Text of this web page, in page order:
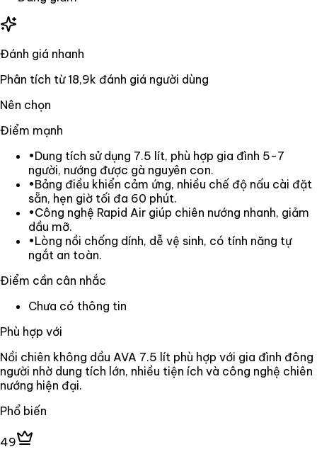
Đánh giá nhanh
Phân tích từ18,9k đánh giá người dùng
Nên chọn
Điểm mạnh
•Dung tích sử dụng 7.5 lít, phù hợp gia đình 5-7
người, nướng được gà nguyên con.
•Bảng điều khiển cảm ứng, nhiều chế độ nấu cài đặt
sẵn, hẹn giờ tối đa 60 phút.
•Công nghệ Rapid Air giúp chiên nướng nhanh, giảm
dầu mỡ.
•Lòng nồi chống dính, dễ vệ sinh, có tính năng tự
ngắt an toàn.
Điểm cần cân nhắc
Chưa có thông tin
Phù hợp với
Nồi chiên không dầu AVA 7.5 lít phù hợp với gia đình đông
người nhờ dung tích lớn, nhiều tiện ích và công nghệ chiên
nướng hiện đại.
Phổ biến
49